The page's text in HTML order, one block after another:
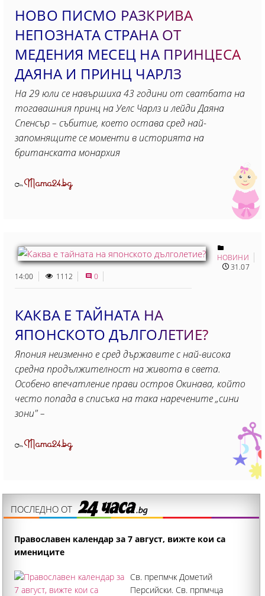
НОВО ПИСМО РАЗКРИВА
НЕПОЗНАТА СТРАНА ОТ
МЕДЕНИЯ МЕСЕЦ НА ПРИНЦЕСА
ДАЯНА И ПРИНЦ ЧАРЛЗ
На 29 юли се навършиха 43 години от сватбата на
тогавашния принц на Уелс Чарлз и лейди Даяна
Спенсър – събитие, което остава сред най-
запомнящите се моменти в историята на
британската монархия
ОтMama24.bg
НОВИНИ
31.07
14:00
1112 0
КАКВА Е ТАЙНАТА НА
ЯПОНСКОТО ДЪЛГОЛЕТИЕ?
Япония неизменно е сред държавите с най-висока
средна продължителност на живота в света.
Особено впечатление прави остров Окинава, който
често попада в списъка на така наречените „сини
зони" –
ОтMama24.bg
ПОСЛЕДНО ОТ
Православен календар за 7 август, вижте кои са
имениците
Св. препмчк Дометий
Персийски. Св. прпмчца